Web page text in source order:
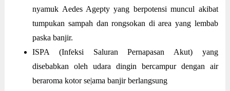
nyamuk Aedes Agepty yang berpotensi muncul akibat
tumpukan sampah dan rongsokan di area yang lembab
paska banjir.
ISPA (Infeksi Saluran Pernapasan Akut) yang
disebabkan oleh udara dingin bercampur dengan air
beraroma kotor se|ama banjir berlangsung